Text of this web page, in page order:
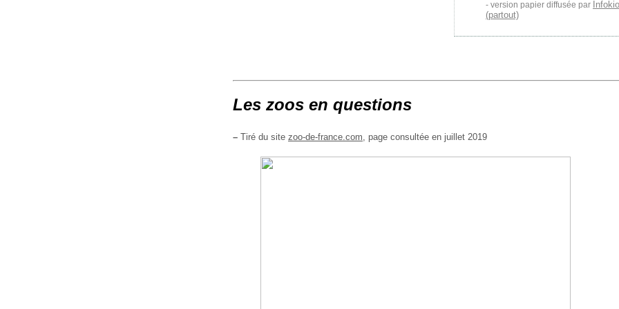
version papier diffusée par
(partout)
Les zoos en questions
– Tiré du site zoo-de-france.com , page consultée en juillet 2019